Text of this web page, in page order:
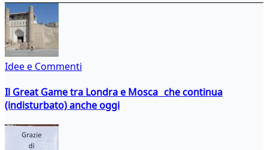
Idee e Commenti
Il Great Game tra Londra e Mosca che continua
(indisturbato) anche oggi